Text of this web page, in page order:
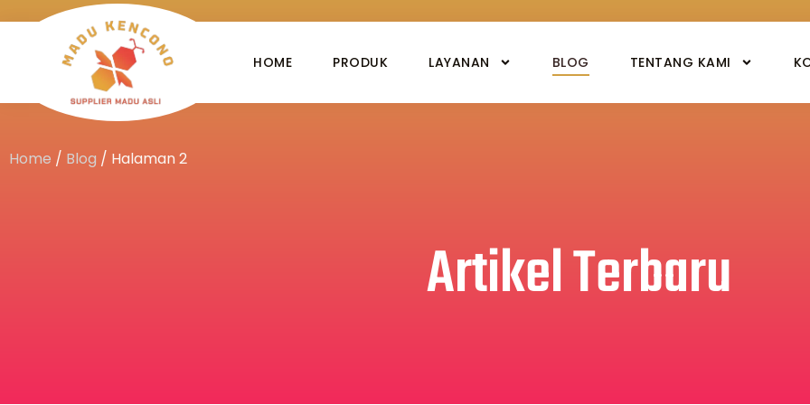
HOME PRODUK LAYANAN BLOG TENTANG KAMI
Home / Blog / Halaman 2
Artikel Terbaru